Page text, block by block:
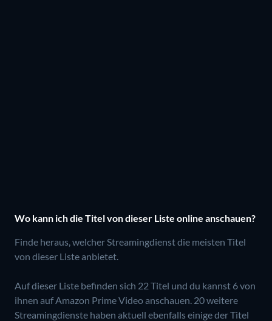
Wo kann ich die Titel von dieser Liste online anschauen?
Finde heraus, welcher Streamingdienst die meisten Titel
von dieser Liste anbietet.
Auf dieser Liste befinden sich 22 Titel und du kannst 6 von
ihnen auf Amazon Prime Video anschauen. 20 weitere
Streamingdienste haben aktuell ebenfalls einige der Titel